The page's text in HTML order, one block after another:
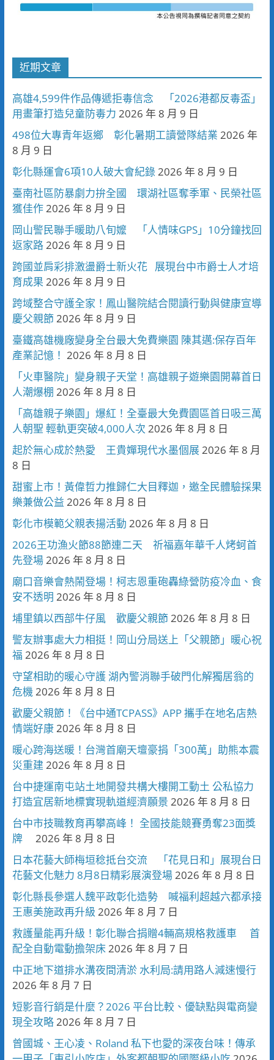
近期文章
高雄4,599件作品傳遞拒毒信念 「2026港都反毒盃」
用畫筆打造兒童防毒力 2026 年 8 月 9 日
498位大專青年返鄉 彰化暑期工讀營隊結業 2026 年
8 月 9 日
彰化縣運會6項10人破大會紀錄2026 年 8 月 9 日
臺南社區防暴劇力拚全國 環湖社區奪季軍、民榮社區
獲佳作2026 年 8 月 9 日
岡山警民聯手暖助八旬嬤 「人情味GPS」10分鐘找回
返家路2026 年 8 月 9 日
跨國並肩彩排激盪爵士新火花 展現台中市爵士人才培
育成果 2026 年 8 月 9 日
跨域整合守護全家！鳳山醫院結合閱讀行動與健康宣導
慶父親節2026 年 8 月 9 日
臺鐵高雄機廠變身全台最大免費樂園 陳其邁:保存百年
產業記憶！ 2026 年 8 月 8 日
「火車醫院」變身親子天堂！高雄親子遊樂園開幕首日
人潮爆棚 2026 年 8 月 8 日
「高雄親子樂園」爆紅！全臺最大免費園區首日吸三萬
人朝聖 輕軌更突破4,000人次 2026 年 8 月 8 日
起於無心成於熱愛 王貴嬋現代水墨個展2026 年 8 月
8 日
甜蜜上市！黃偉哲力推歸仁大目釋迦，邀全民體驗採果
樂兼做公益 2026 年 8 月 8 日
彰化市模範父親表揚活動 2026 年 8 月 8 日
2026王功漁火節88節連二天 祈福嘉年華千人烤蚵首
先登場2026 年 8 月 8 日
廟口音樂會熱鬧登場！柯志恩重砲轟綠營防疫冷血、食
安不透明 2026 年 8 月 8 日
埔里鎮以西部牛仔風 歡慶父親節2026 年 8 月 8 日
警友辦事處大力相挺！岡山分局送上「父親節」暖心祝
福 2026 年 8 月 8 日
守望相助的暖心守護 湖內警消聯手破門化解獨居翁的
危機2026 年 8 月 8 日
歡慶父親節！《台中通TCPASS》APP 攜手在地名店熱
情端好康2026 年 8 月 8 日
暖心跨海送暖！台灣首廟天壇豪捐「300萬」助熊本震
災重建 2026 年 8 月 8 日
台中捷運南屯站土地開發共構大樓開工動土 公私協力
打造宜居新地標實現軌道經濟願景 2026 年 8 月 8 日
台中市技職教育再攀高峰！ 全國技能競賽勇奪23面獎
牌
2026 年 8 月 8 日
日本花藝大師梅垣稔抵台交流 「花見日和」展現台日
花藝文化魅力 8月8日精彩展演登場2026 年 8 月 8 日
彰化縣長參選人魏平政彰化造勢 喊福利超越六都承接
王惠美施政再升級 2026 年 8 月 7 日
救護量能再升級！彰化聯合捐贈4輛高規格救護車 首
配全自動電動擔架床2026 年 8 月 7 日
中正地下道排水溝夜間清淤 水利局:請用路人減速慢行
2026 年 8 月 7 日
短影音行銷是什麼？2026 平台比較、優缺點與電商變
現全攻略2026 年 8 月 7 日
曾國城、王心凌、Roland 私下也愛的深夜台味！傳承